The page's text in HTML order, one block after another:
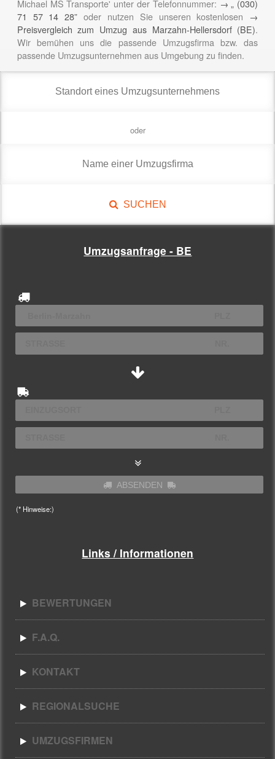
Michael MS Transporte' unter der Telefonnummer: → „ (030)
71 57 14 28” oder nutzen Sie unseren kostenlosen →
Preisvergleich zum Umzug aus Marzahn-Hellersdorf (BE).
Wir bemühen uns die passende Umzugsfirma bzw. das
passende Umzugsunternehmen aus Umgebung zu finden.
oder
SUCHEN
Umzugsanfrage - BE
ABSENDEN
(* Hinweise:)
Links / Informationen
BEWERTUNGEN
F.A.Q.
KONTAKT
REGIONALSUCHE
UMZUGSFIRMEN